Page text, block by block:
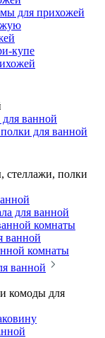
для прихожей
купе
ванной
для ванной
полки
для ванной
комнаты
ванной
комнаты
ванной
комоды для